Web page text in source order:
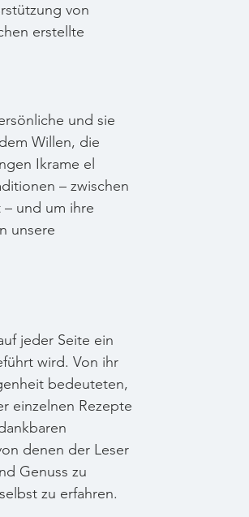
von
erstellte
und sie
Willen, die
Ikrame el
– zwischen
und um ihre
unsere
jeder Seite ein
wird. Von ihr
bedeuteten,
einzelnen Rezepte
denen der Leser
Genuss zu
zu erfahren.